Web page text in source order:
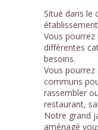
Situé dans le
Vous pourrez
différentes
besoins.
Vous
communs
rassembler
restaurant,
Notre grand
aménagé